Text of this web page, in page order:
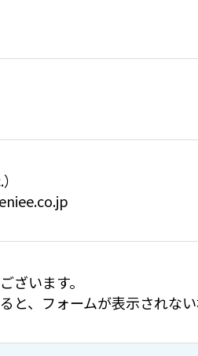
ざいます。
、フォームが表示されない